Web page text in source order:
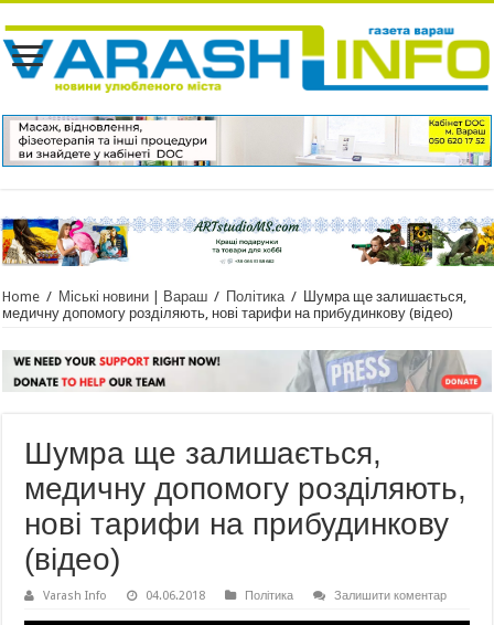
Home / Міські новини | Вараш / Політика / Шумра ще залишається,
медичну допомогу розділяють, нові тарифи на прибудинкову (відео)
Шумра ще залишається,
медичну допомогу розділяють,
нові тарифи на прибудинкову
(відео)
Varash Info 04.06.2018 Політика Залишити коментар